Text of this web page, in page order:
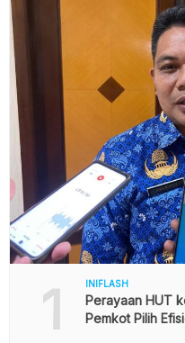
1 INIFLASH
Perayaan HUT
Pemkot Pilih